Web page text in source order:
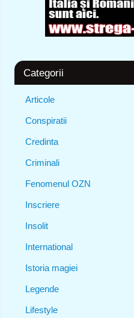
Categorii
Articole
Conspiratii
Credinta
Criminali
Fenomenul OZN
Inscriere
Insolit
International
Istoria magiei
Legende
Lifestyle